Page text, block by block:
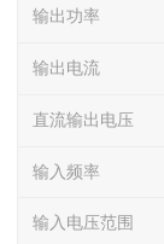
输出功率
输出电流
直流输出电压
输入频率
输入电压范围